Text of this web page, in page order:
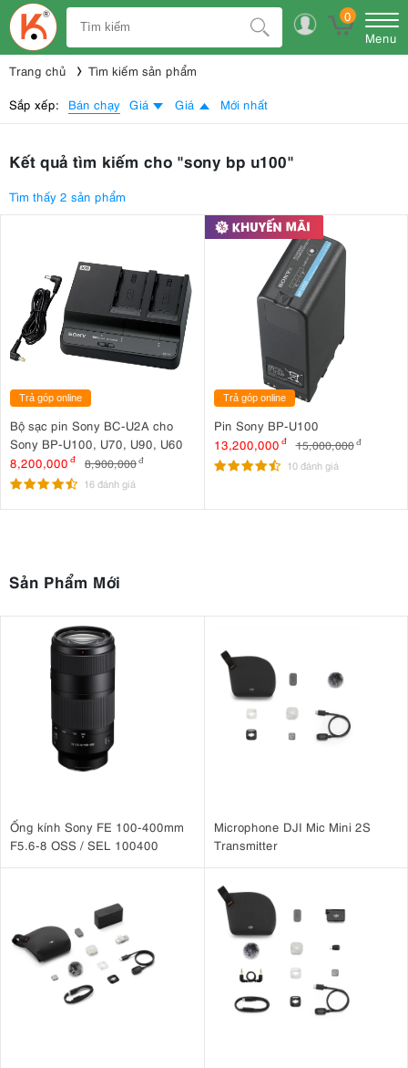
0
Menu
Trang chủ Tìm kiếm sản phẩm
Sắp xếp: Bán chạy Giá Giá Mới nhất
Kết quả tìm kiếm cho "sony bp u100"
Tìm thấy 2 sản phẩm
Trả góp online
Bộ sạc pin Sony BC-U2A cho
Sony BP-U100, U70, U90, U60
8,200,000 đ 8,900,000đ
16 đánh giá
Trả góp online
Pin Sony BP-U100
13,200,000 đ 15,000,000 đ
10 đánh giá
Sản Phẩm Mới
Ống kính Sony FE 100-400mm
F5.6-8 OSS / SEL 100400
Microphone DJI Mic Mini 2S
Transmitter